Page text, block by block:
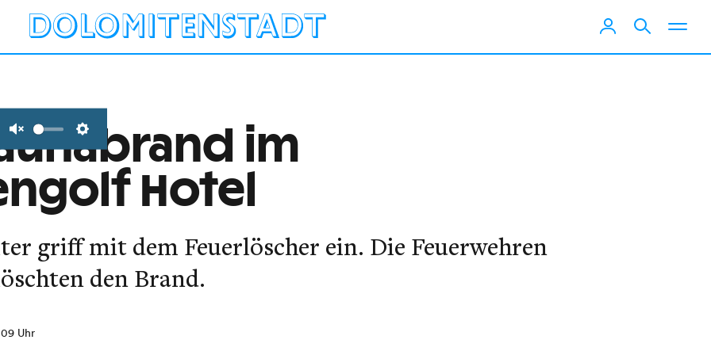
Unmute Settings
im
Hotel
griff mit dem Feuerlöscher ein. Die Feuerwehren
den Brand.
Uhr